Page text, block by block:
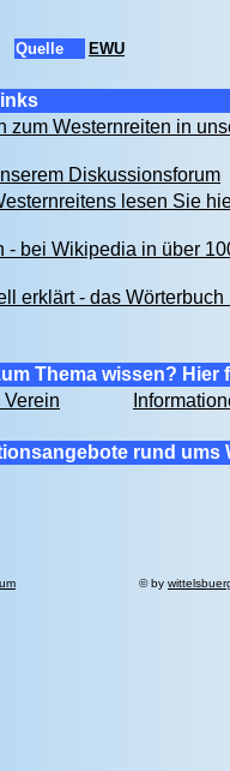
Quelle EWU
zum Westernreiten in
Diskussionsforum
lesen Sie
- bei Wikipedia in über
erklärt - das Wörterbuch
Thema wissen? Hier
Verein
rund ums
© by